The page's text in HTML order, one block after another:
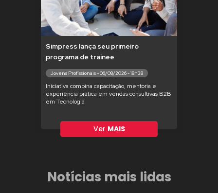
Simpress lança seu primeiro
programa de trainee
Jovens Profissionais - 06/08/2026 - 18h38
Iniciativa combina capacitação, mentoria e
experiência prática em vendas consultivas B2B
em Tecnologia
Ver MAIS
Notícias mais lidas